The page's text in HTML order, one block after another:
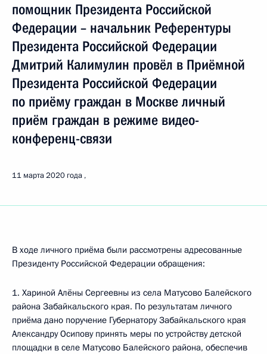
помощник Президента Российской
Федерации – начальник Референтуры
Президента Российской Федерации
Дмитрий Калимулин провёл в Приёмной
Президента Российской Федерации
по приёму граждан в Москве личный
приём граждан в режиме видео-
конференц-связи
11 марта 2020 года
В ходе личного приёма были рассмотрены адресованные
Президенту Российской Федерации обращения:
1. Хариной Алёны Сергеевны из села Матусово Балейского
района Забайкальского края. По результатам личного
приёма дано поручение Губернатору Забайкальского края
Александру Осипову принять меры по устройству детской
площадки в селе Матусово Балейского района, обеспечив